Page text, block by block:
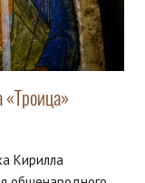
«Троица»
Кирилла